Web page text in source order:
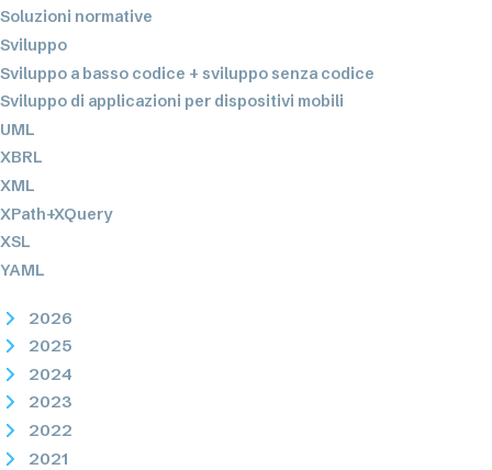
Soluzioni normative
Sviluppo
Sviluppo a basso codice + sviluppo senza codice
Sviluppo di applicazioni per dispositivi mobili
UML
XBRL
XML
XPath+XQuery
XSL
YAML
2026
2025
2024
2023
2022
2021